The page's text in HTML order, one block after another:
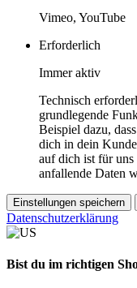
Vimeo, YouTube
Erforderlich
Immer aktiv
Technisch
grundlegende
Beispiel dazu,
dich in dein
auf dich ist für
anfallende Daten
Einstellungen speichern
Datenschutzerklärung
Bist du im richtigen